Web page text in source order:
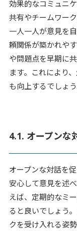
効果的なコミュニ
共有やチームワー
一人一人が意見を
頼関係が築かれや
や問題点を早期に
ます。これにより
も向上するでしょう
4.1. オープンな
オープンな対話を
安心して意見を述
えば、定期的なミ
ると良いでしょう
クを受け入れる姿